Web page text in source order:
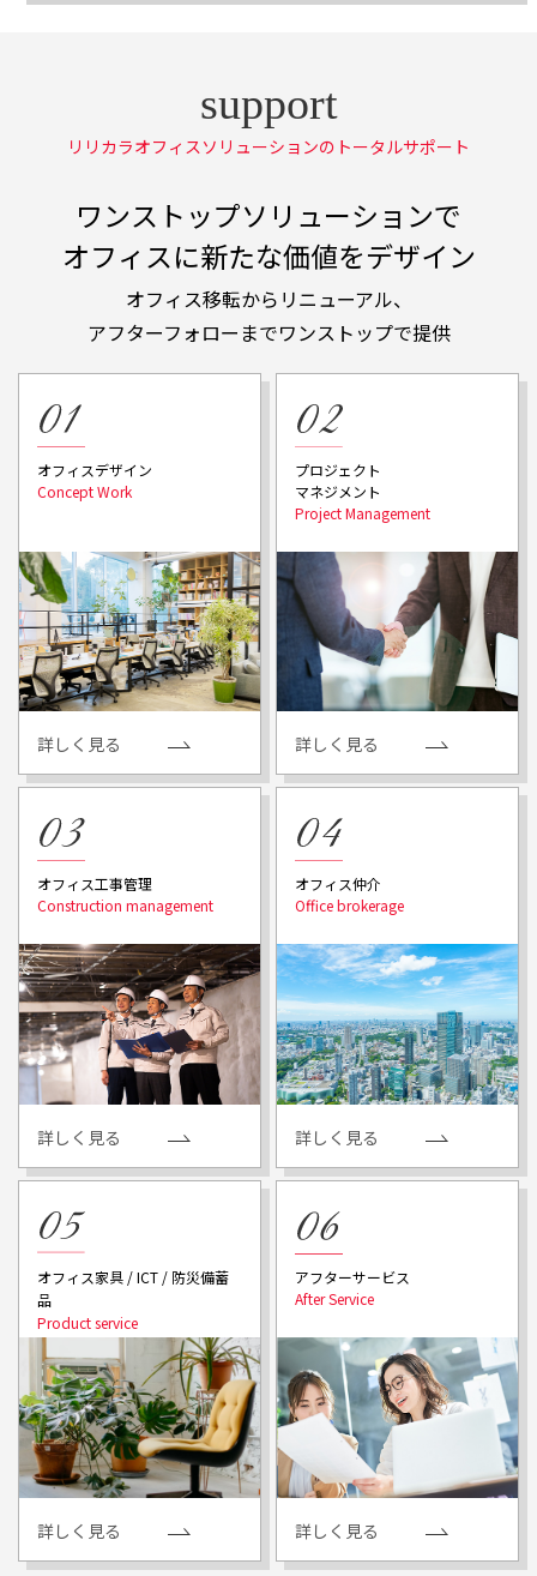
リリカラオフィスソリューションのトータルサポート
ワンストップソリューションで
オフィスに新たな価値をデザイン
オフィス移転からリニューアル、
アフターフォローまでワンストップで提供
オフィスデザイン
詳しく見る
プロジェクト
マネジメント
詳しく見る
オフィス工事管理
詳しく見る
オフィス仲介
詳しく見る
オフィス家具 / ICT / 防災備蓄
品
詳しく見る
アフターサービス
詳しく見る